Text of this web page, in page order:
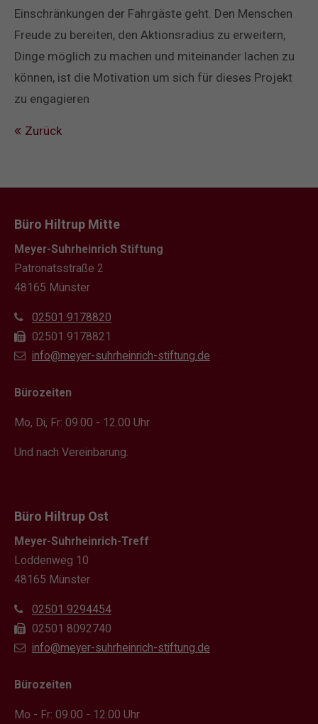
Einschränkungen der Fahrgäste geht. Den Menschen
Freude zu bereiten, den Aktionsradius zu erweitern,
Dinge möglich zu machen und miteinander lachen zu
können, ist die Motivation um sich für dieses Projekt
zu engagieren
Zurück
Büro Hiltrup Mitte
Meyer-Suhrheinrich Stiftung
Patronatsstraße 2
48165 Münster
02501 9178820
02501 9178821
info@meyer-suhrheinrich-stiftung.de
Bürozeiten
Mo, Di, Fr: 09.00 - 12.00 Uhr
Und nach Vereinbarung.
Büro Hiltrup Ost
Meyer-Suhrheinrich-Treff
Loddenweg 10
48165 Münster
02501 9294454
02501 8092740
info@meyer-suhrheinrich-stiftung.de
Bürozeiten
Mo - Fr: 09.00 - 12.00 Uhr